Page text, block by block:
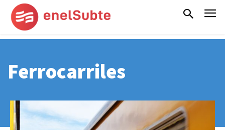
Ferrocarriles